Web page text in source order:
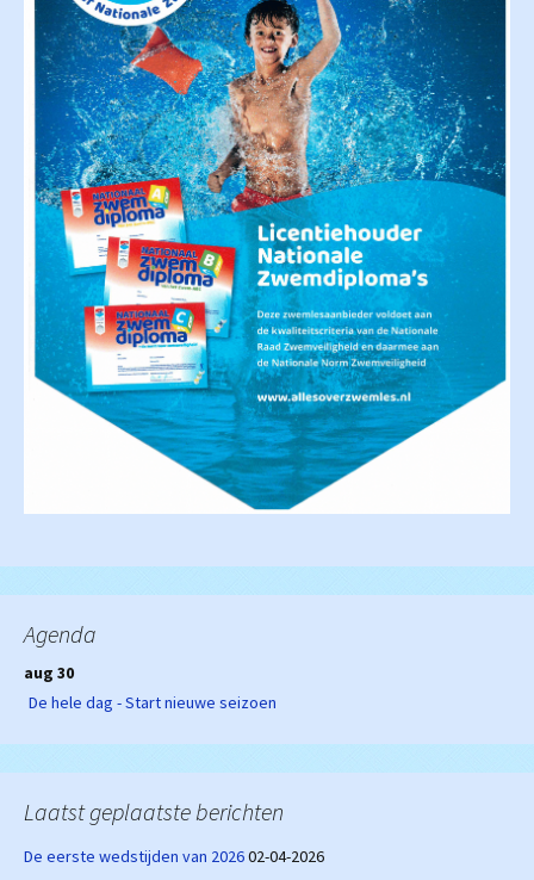
Agenda
aug 30
De hele dag - Start nieuwe seizoen
Laatst geplaatste berichten
De eerste wedstijden van 202602-04-2026